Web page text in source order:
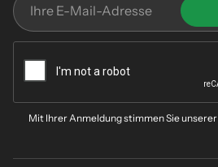
Mit Ihrer Anmeldung stimmen Sie unserer